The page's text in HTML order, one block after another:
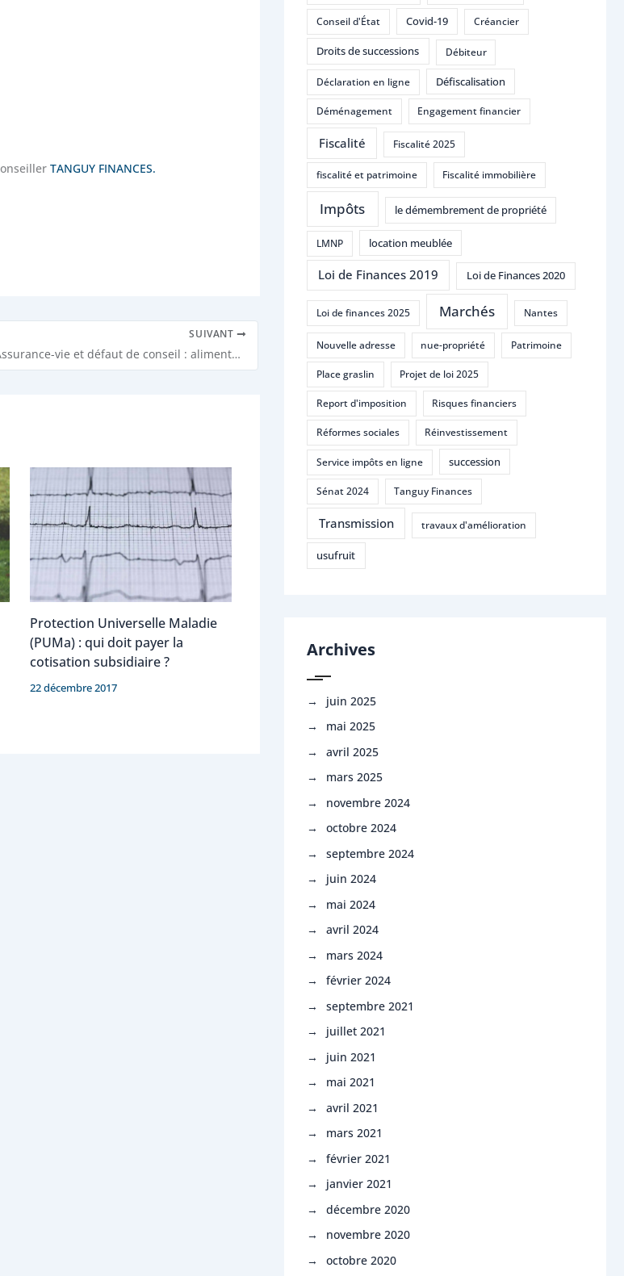
TANGUY FINANCES.
SUIVANT
Assurance-vie et défaut de conseil : alimentez les contrats souscrits avant novembre 1991 !
Protection Universelle Maladie
(PUMa) : qui doit payer la
cotisation subsidiaire ?
22 décembre 2017
Conseil d'État Covid-19 Créancier
Droits de successions Débiteur
Déclaration en ligne Défiscalisation
Déménagement Engagement financier
Fiscalité Fiscalité 2025
fiscalité et patrimoine Fiscalité immobilière
Impôts le démembrement de propriété
LMNP location meublée
Loi de Finances 2019 Loi de Finances 2020
Loi de finances 2025 Marchés Nantes
Nouvelle adresse nue-propriété Patrimoine
Place graslin Projet de loi 2025
Report d'imposition Risques financiers
Réformes sociales Réinvestissement
Service impôts en ligne succession
Sénat 2024 Tanguy Finances
Transmission travaux d'amélioration
usufruit
Archives
juin 2025
mai 2025
avril 2025
mars 2025
novembre 2024
octobre 2024
septembre 2024
juin 2024
mai 2024
avril 2024
mars 2024
février 2024
septembre 2021
juillet 2021
juin 2021
mai 2021
avril 2021
mars 2021
février 2021
janvier 2021
décembre 2020
novembre 2020
octobre 2020